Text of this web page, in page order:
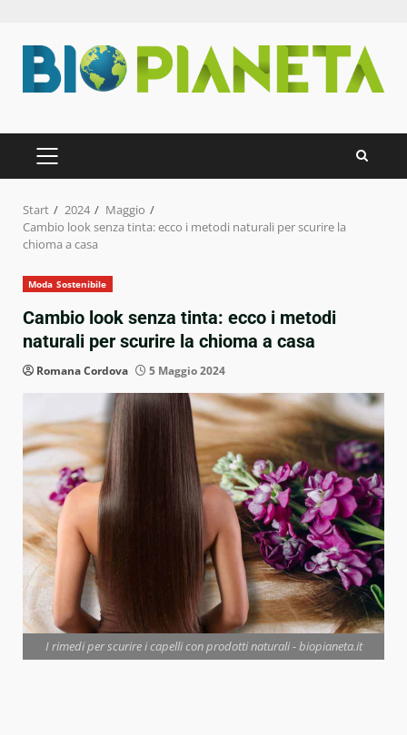
Inhalt
springen
PRIMÄRES
MENÜ
Start 2024
Maggio
Cambio look senza tinta: ecco i metodi naturali per scurire la
chioma a casa
Moda Sostenibile
Cambio look senza tinta: ecco i metodi
naturali per scurire la chioma a casa
Romana Cordova 5 Maggio 2024
I rimedi per scurire i capelli con prodotti naturali - biopianeta.it